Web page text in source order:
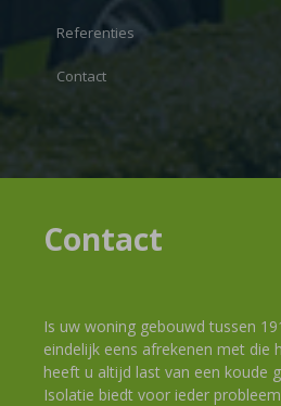
Referenties
Contact
Contact
Is uw woning gebouwd tussen
eindelijk eens afrekenen met die
heeft u altijd last van een koude
Isolatie biedt voor ieder